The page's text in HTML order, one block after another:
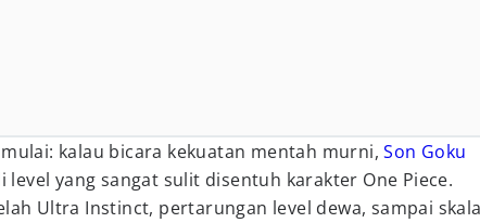
mulai: kalau bicara kekuatan mentah murni,Son Goku
level yang sangat sulit disentuh karakter One Piece.
Ultra Instinct, pertarungan level dewa, sampai skala